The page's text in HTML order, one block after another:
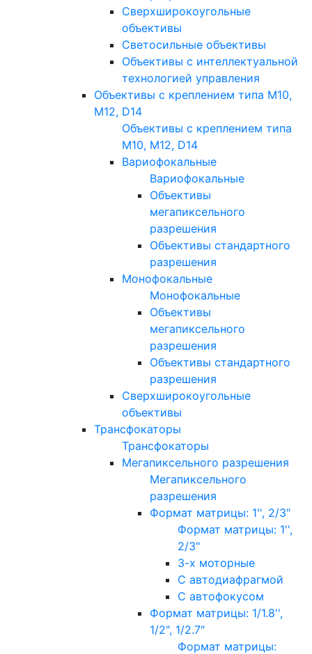
Сверхширокоугольные
объективы
Светосильные объективы
Объективы с интеллектуальной
технологией управления
Объективы с креплением типа M10,
M12, D14
Объективы с креплением типа
M10, M12, D14
Вариофокальные
Вариофокальные
Объективы
мегапиксельного
разрешения
Объективы стандартного
разрешения
Монофокальные
Монофокальные
Объективы
мегапиксельного
разрешения
Объективы стандартного
разрешения
Сверхширокоугольные
объективы
Трансфокаторы
Трансфокаторы
Мегапиксельного разрешения
Мегапиксельного
разрешения
Формат матрицы: 1'', 2/3"
Формат матрицы: 1'',
2/3"
3-х моторные
С автодиафрагмой
С автофокусом
Формат матрицы: 1/1.8'',
1/2", 1/2.7"
Формат матрицы: